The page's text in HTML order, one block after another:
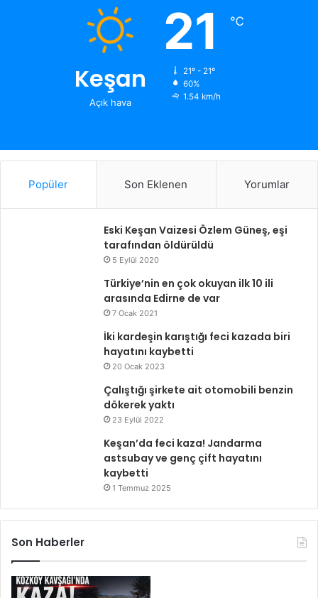
Keşan
Açık hava
21 ℃
21º - 21º
60%
1.54 km/h
Popüler Son Eklenen Yorumlar
Eski Keşan Vaizesi Özlem Güneş, eşi
tarafından öldürüldü
5 Eylül 2020
Türkiye’nin en çok okuyan ilk 10 ili
arasında Edirne de var
7 Ocak 2021
İki kardeşin karıştığı feci kazada biri
hayatını kaybetti
20 Ocak 2023
Çalıştığı şirkete ait otomobili benzin
dökerek yaktı
23 Eylül 2022
Keşan’da feci kaza! Jandarma
astsubay ve genç çift hayatını
kaybetti
1 Temmuz 2025
Son Haberler